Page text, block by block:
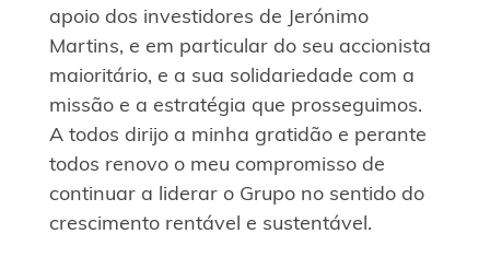
apoio dos investidores de Jerónimo
Martins, e em particular do seu accionista
maioritário, e a sua solidariedade com a
missão e a estratégia que prosseguimos.
A todos dirijo a minha gratidão e perante
todos renovo o meu compromisso de
continuar a liderar o Grupo no sentido do
crescimento rentável e sustentável.